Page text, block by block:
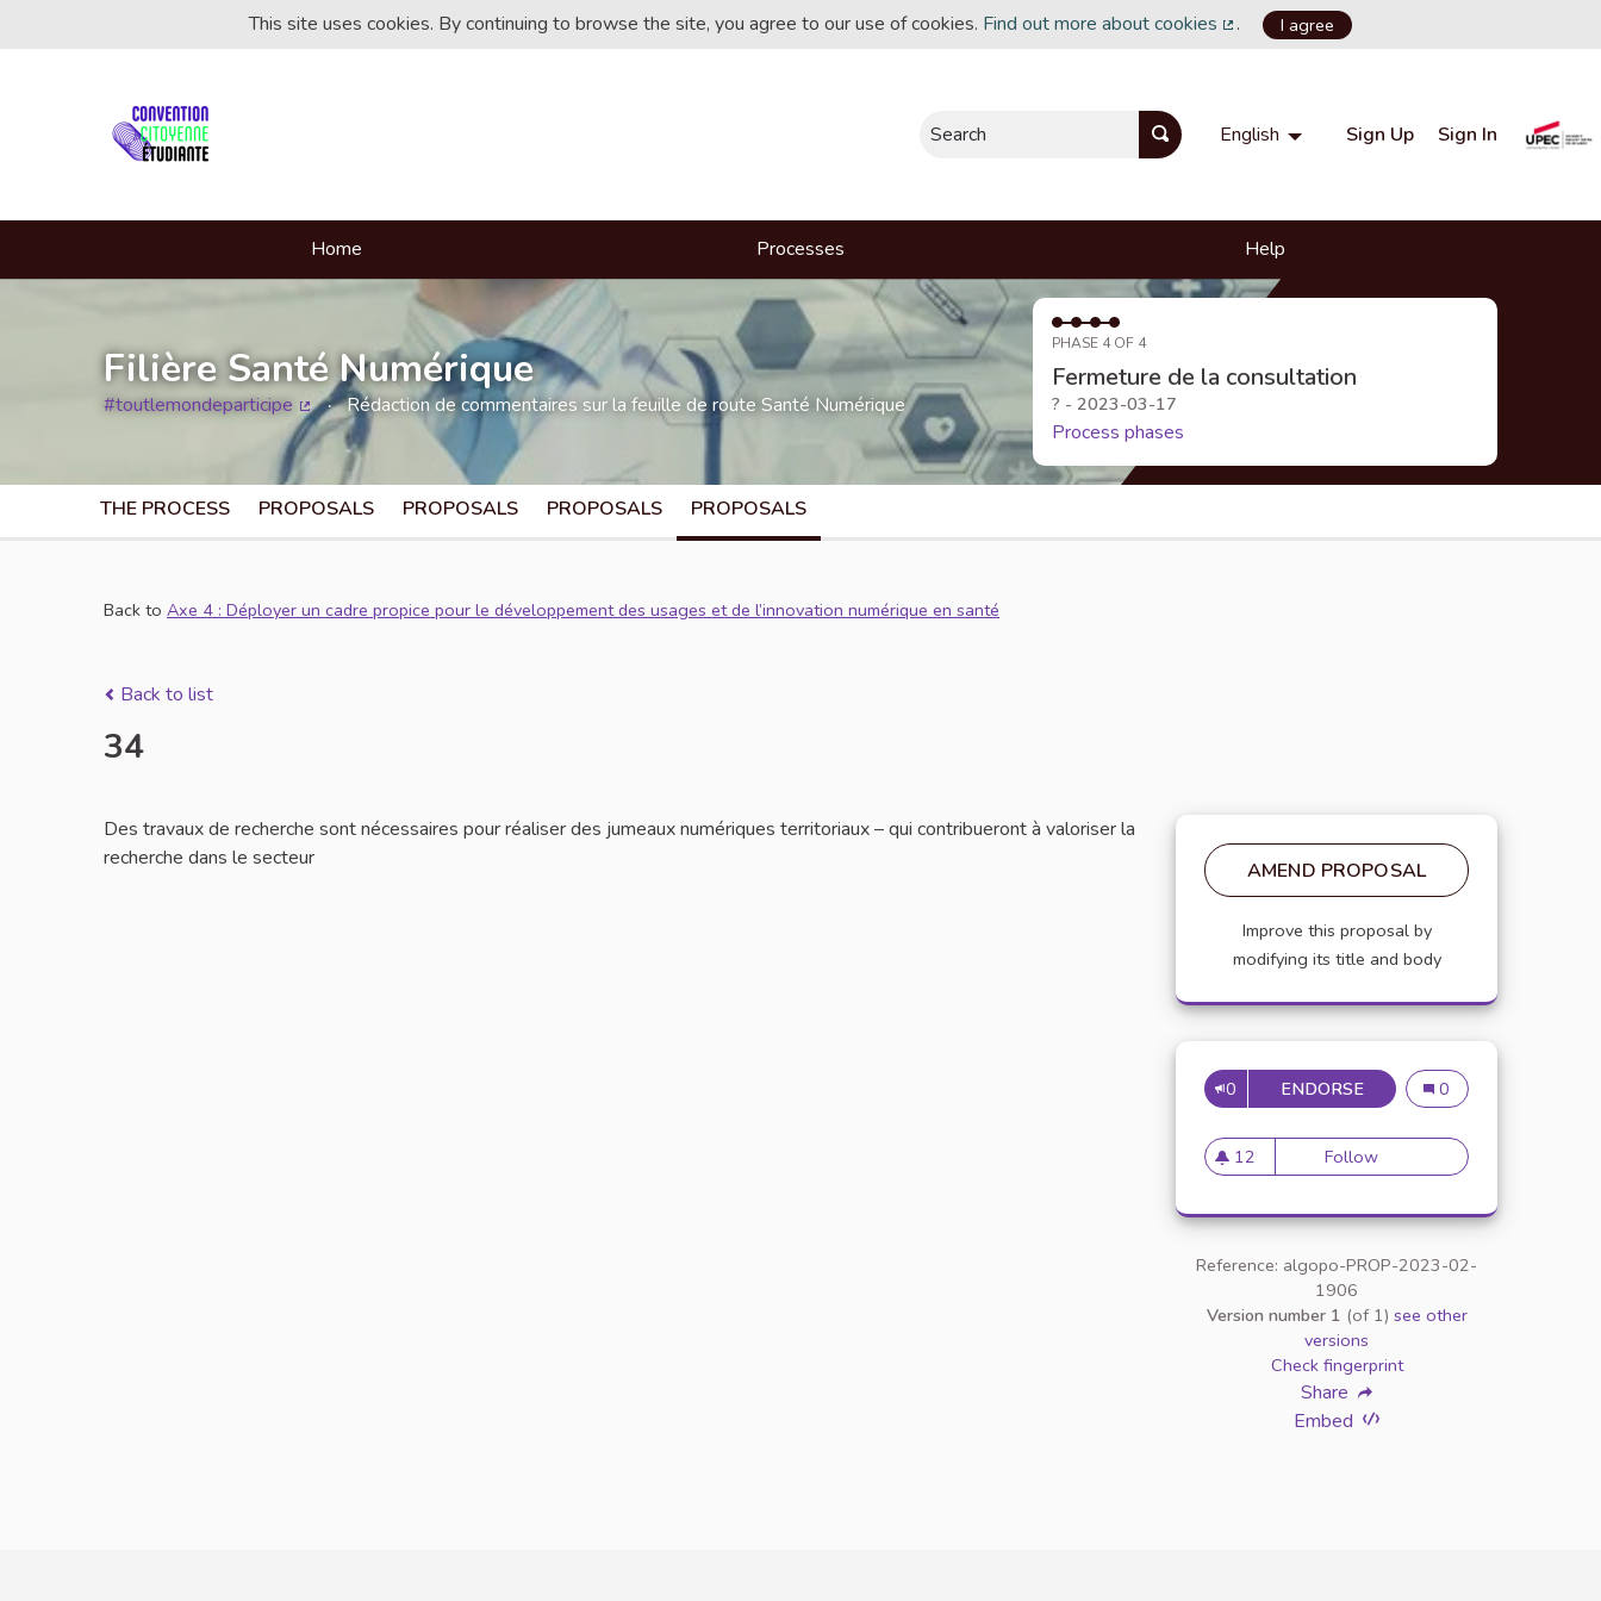
This site uses cookies. By continuing to browse the site, you agree to our use of cookies. Find out more about cookies
(External link)
. I agree
Search English Choisir la langue Choose language
Sign Up Sign In
Home Processes Help
Filière Santé Numérique
#toutlemondeparticipe
(External link)
Rédaction de commentaires sur la feuille de route Santé Numérique
PHASE 4 OF 4
Fermeture de la consultation
? - 2023-03-17
Process phases
THE PROCESS PROPOSALS PROPOSALS PROPOSALS PROPOSALS
Back to Axe 4 : Déployer un cadre propice pour le développement des usages et de l’innovation numérique en santé
Back to list
34
Des travaux de recherche sont nécessaires pour réaliser des jumeaux numériques territoriaux – qui contribueront à valoriser la
recherche dans le secteur
AMEND PROPOSAL
Improve this proposal by
modifying its title and body
0 ENDORSE34 340
12
12 followers
Follow34
Reference: algopo-PROP-2023-02-
1906
Version number 1 (of 1) see other
versions
Check fingerprint
Share
Embed